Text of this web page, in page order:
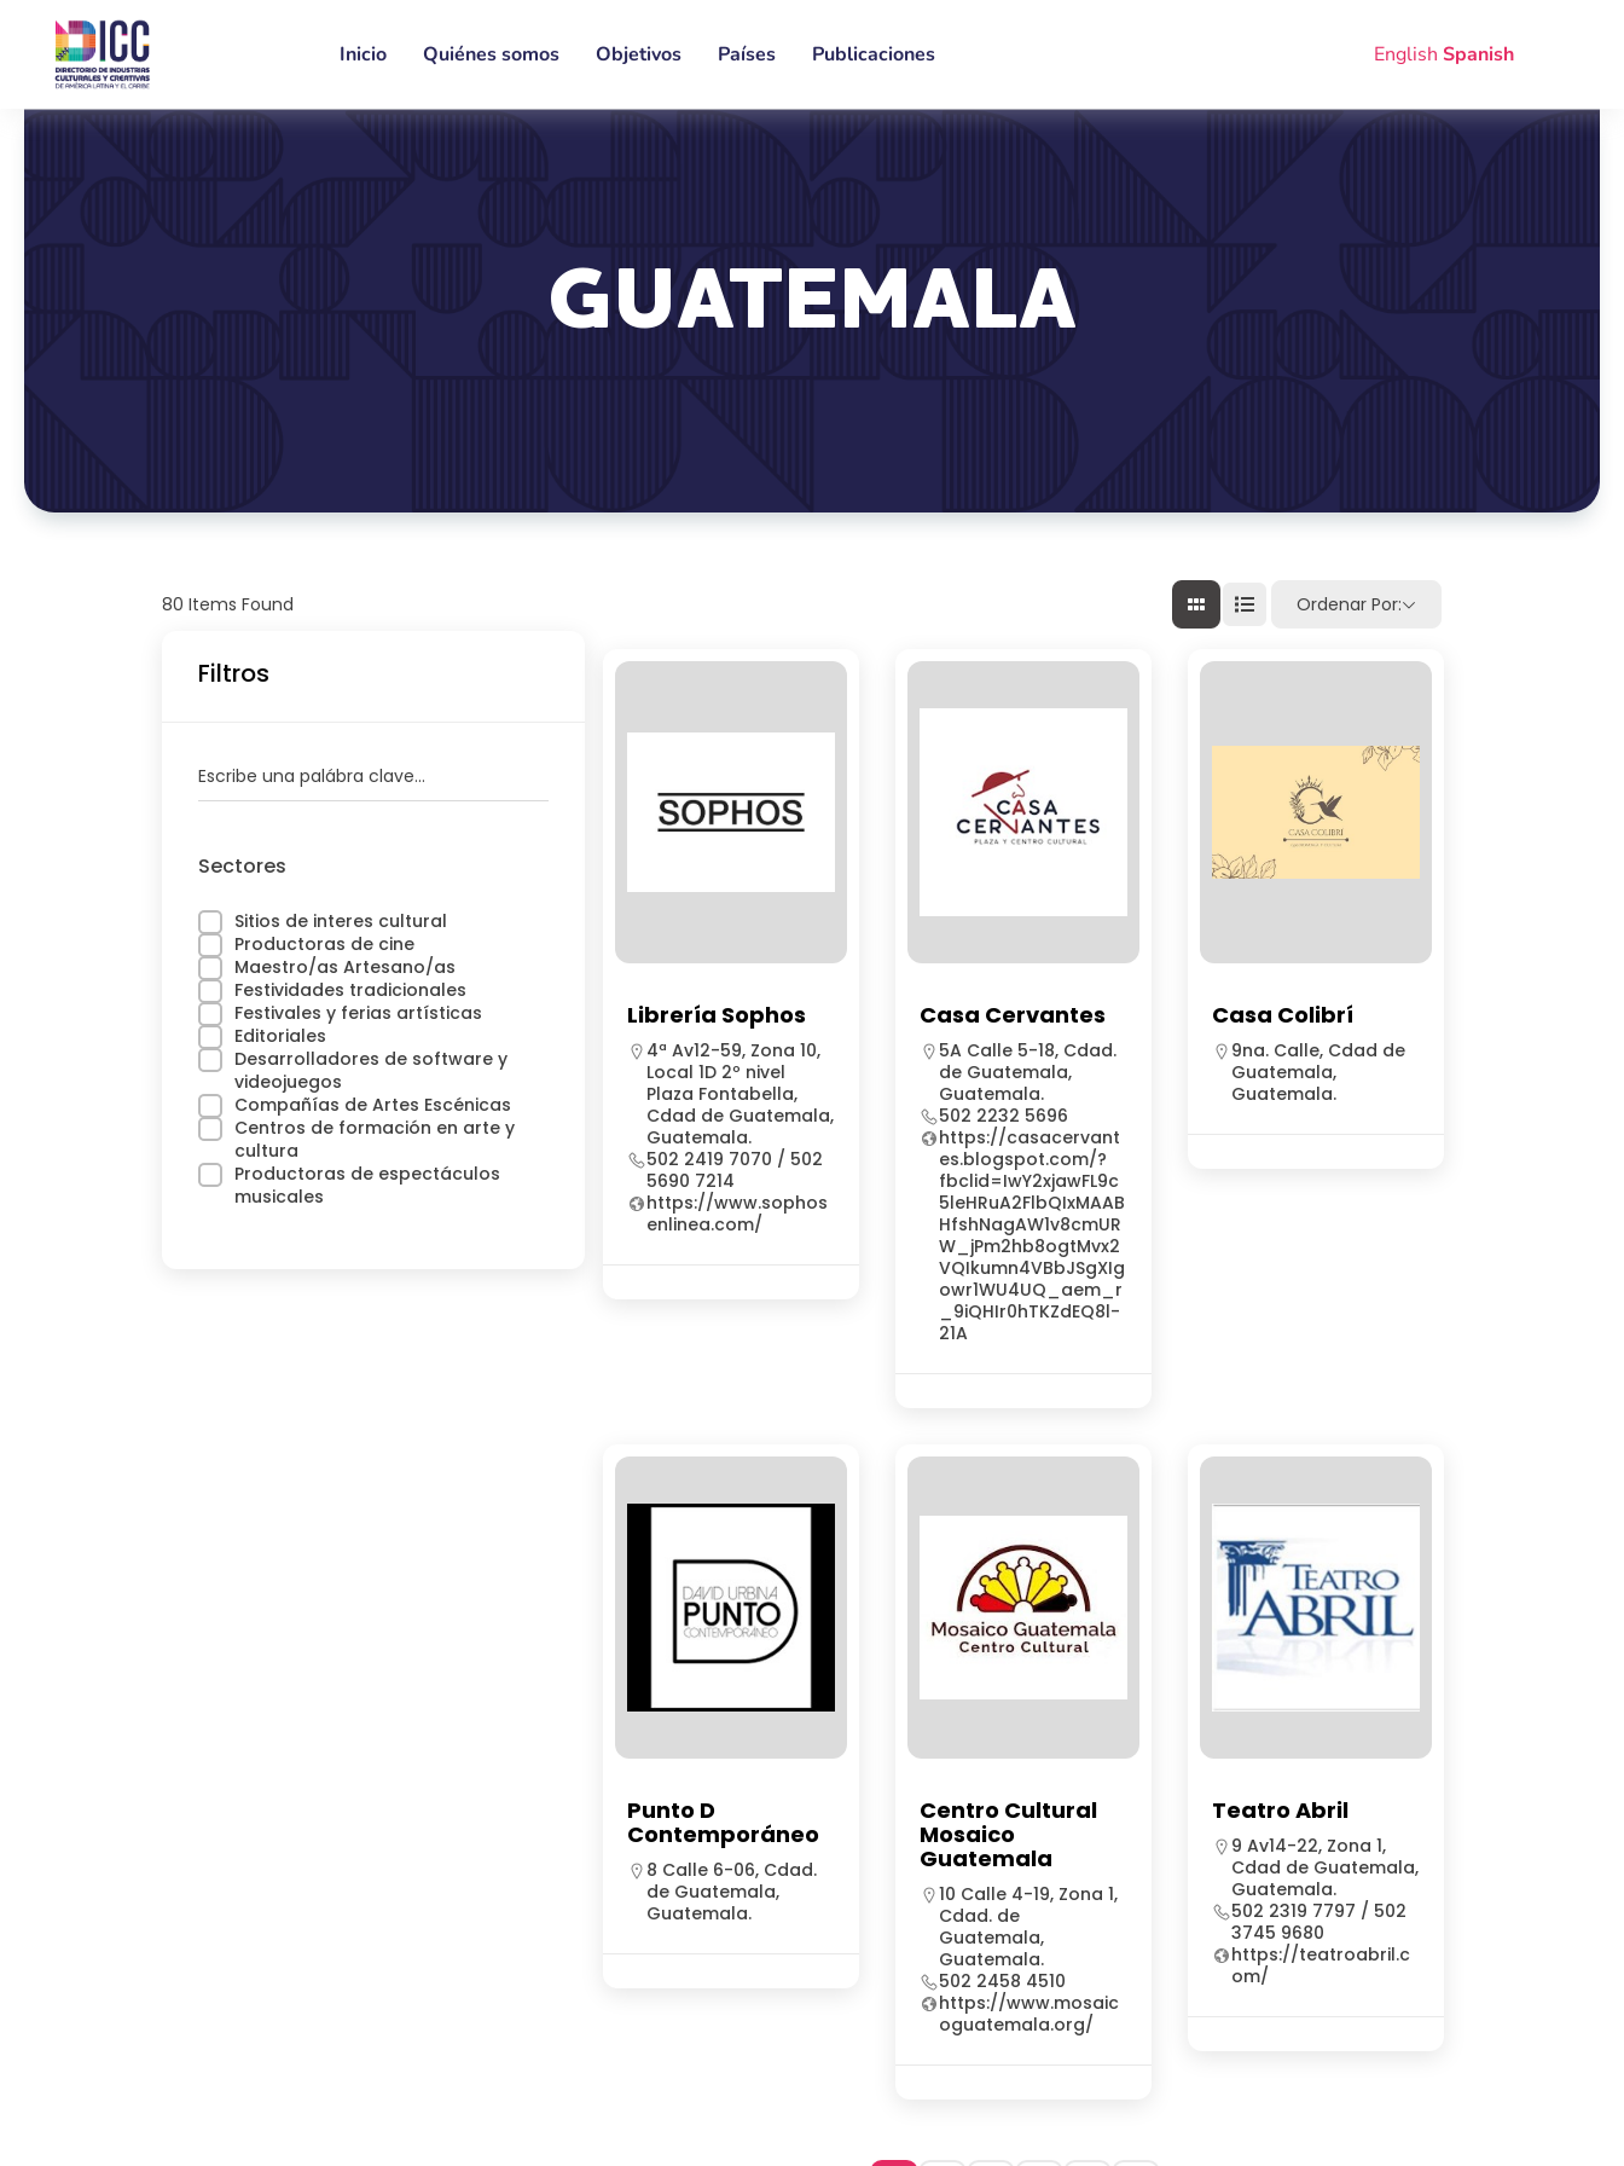
Inicio Quiénes somos Objetivos Países Publicaciones English Spanish
GUATEMALA
80 Items Found Ordenar Por:
Filtros
Escribe una palábra clave...
Sectores
Sitios de interes cultural
Productoras de cine
Maestro/as Artesano/as
Festividades tradicionales
Festivales y ferias artísticas
Editoriales
Desarrolladores de software y
videojuegos
Compañías de Artes Escénicas
Centros de formación en arte y
cultura
Productoras de espectáculos
musicales
Librería Sophos
4ª Av12-59, Zona 10,
Local 1D 2º nivel
Plaza Fontabella,
Cdad de Guatemala,
Guatemala.
502 2419 7070 / 502
5690 7214
https://www.sophos
enlinea.com/
Casa Cervantes
5A Calle 5-18, Cdad.
de Guatemala,
Guatemala.
502 2232 5696
https://casacervant
es.blogspot.com/?
fbclid=IwY2xjawFL9c
5leHRuA2FlbQIxMAAB
HfshNagAW1v8cmUR
W_jPm2hb8ogtMvx2
VQIkumn4VBbJSgXIg
owr1WU4UQ_aem_r
_9iQHIr0hTKZdEQ8l-
21A
Casa Colibrí
9na. Calle, Cdad de
Guatemala,
Guatemala.
Punto D
Contemporáneo
8 Calle 6-06, Cdad.
de Guatemala,
Guatemala.
Centro Cultural
Mosaico
Guatemala
10 Calle 4-19, Zona 1,
Cdad. de
Guatemala,
Guatemala.
502 2458 4510
https://www.mosaic
oguatemala.org/
Teatro Abril
9 Av14-22, Zona 1,
Cdad de Guatemala,
Guatemala.
502 2319 7797 / 502
3745 9680
https://teatroabril.c
om/